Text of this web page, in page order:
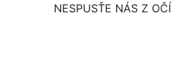
NESPUSŤE NÁS Z OČÍ